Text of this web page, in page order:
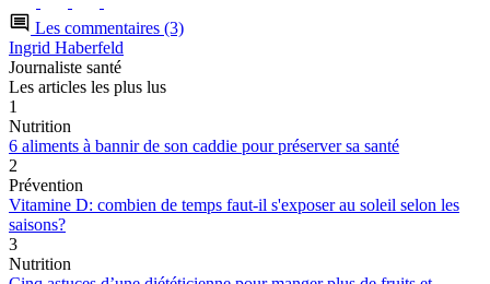
Les commentaires (3)
Ingrid Haberfeld
Journaliste santé
Les articles les plus lus
1
Nutrition
6 aliments à bannir de son caddie pour préserver sa santé
2
Prévention
Vitamine D: combien de temps faut-il s'exposer au soleil selon les
saisons?
3
Nutrition